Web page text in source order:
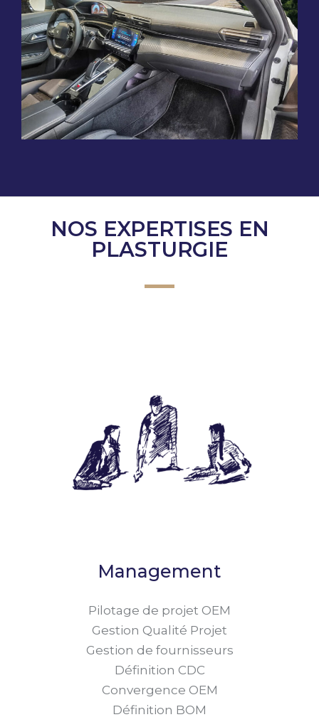
NOS EXPERTISES EN
PLASTURGIE
Management
Pilotage de projet OEM
Gestion Qualité Projet
Gestion de fournisseurs
Définition CDC
Convergence OEM
Définition BOM